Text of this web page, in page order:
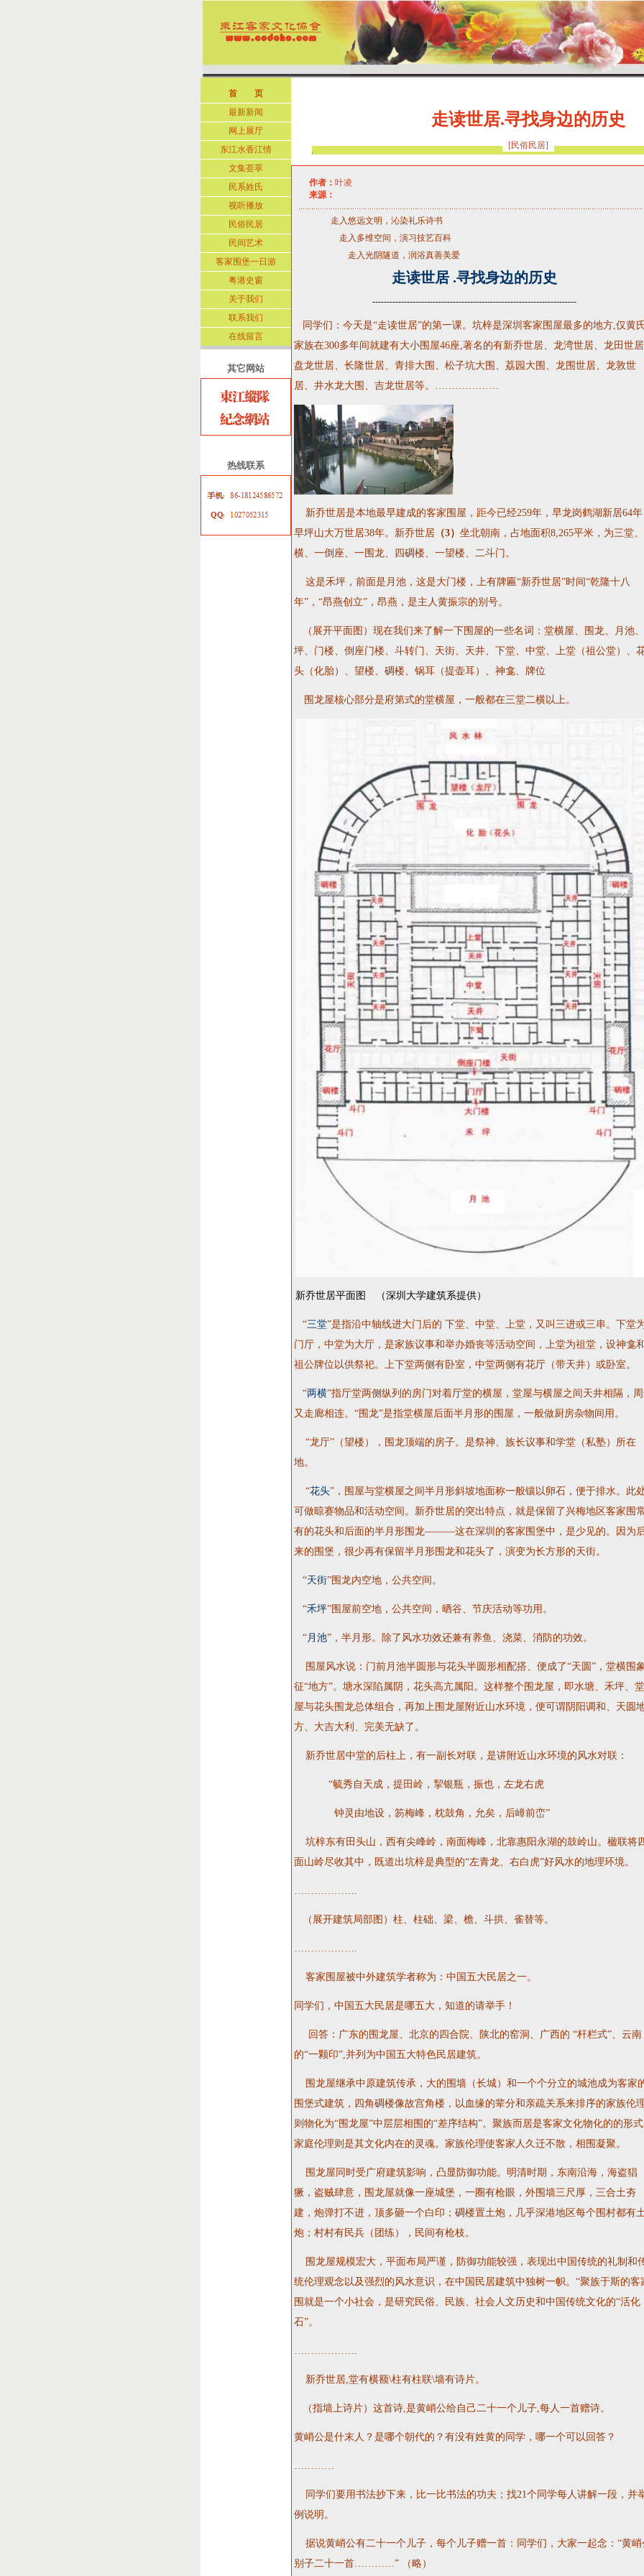
首 页
最新新闻
网上展厅
东江水香江情
文集荟萃
民系姓氏
视听播放
民俗民居
民间艺术
客家围堡一日游
粤港史窗
关于我们
联系我们
在线留言
其它网站
热线联系
走读世居.寻找身边的历史
[民俗民居]
作者： 叶凌
来源：
走入悠远文明，沁染礼乐诗书
走入多维空间，演习技艺百科
走入光阴隧道，润浴真善美爱
走读世居 .寻找身边的历史
-----------------------------------------------------------------------
同学们： 今天是“走读世居”的第一课。坑梓是深圳客家围屋最多的地方,仅黄
家族在300多年间就建有大小围屋46座,著名的有新乔世居、龙湾世居、龙田世
盘龙世居、长隆世居、青排大围、松子坑大围、荔园大围、龙围世居、龙敦世
居、井水龙大围、吉龙世居等。……………….
新乔世居是本地最早建成的客家围屋，距今已经259年，早龙岗鹤湖新居64年
早坪山大万世居38年。新乔世居（3） 坐北朝南，占地面积8,265平米，为三堂
横、一倒座、一围龙、四碉楼、一望楼、二斗门。
这是禾坪，前面是月池，这是大门楼，上有牌匾“新乔世居”时间“乾隆十八
年”，“昂燕创立”，昂燕，是主人黄振宗的别号。
（展开平面图）现在我们来了解一下围屋的一些名词：堂横屋、围龙、月池
坪、门楼、倒座门楼、斗转门、天街、天井、下堂、中堂、上堂（祖公堂）、
头（化胎）、望楼、碉楼、锅耳（提壶耳）、神龛、牌位
围龙屋核心部分是府第式的堂横屋，一般都在三堂二横以上。
新乔世居平面图 （深圳大学建筑系提供）
“三堂”是指沿中轴线进大门后的 下堂、中堂、上堂，又叫三进或三串。下堂
门厅，中堂为大厅，是家族议事和举办婚丧等活动空间，上堂为祖堂，设神龛
祖公牌位以供祭祀。上下堂两侧有卧室，中堂两侧有花厅（带天井）或卧室。
“两横”指厅堂两侧纵列的房门对着厅堂的横屋，堂屋与横屋之间天井相隔，
又走廊相连。“围龙”是指堂横屋后面半月形的围屋，一般做厨房杂物间用。
“龙厅”（望楼），围龙顶端的房子。是祭神、族长议事和学堂（私塾）所在
地。
“花头”，围屋与堂横屋之间半月形斜坡地面称一般镶以卵石，便于排水。此
可做晾赛物品和活动空间。新乔世居的突出特点，就是保留了兴梅地区客家围
有的花头和后面的半月形围龙———这在深圳的客家围堡中，是少见的。因为
来的围堡，很少再有保留半月形围龙和花头了，演变为长方形的天街。
“天街”围龙内空地，公共空间。
“禾坪”围屋前空地，公共空间，晒谷、节庆活动等功用。
“月池”，半月形。除了风水功效还兼有养鱼、浇菜、消防的功效。
围屋风水说：门前月池半圆形与花头半圆形相配搭、便成了“天圆”，堂横围
征“地方”。塘水深陷属阴，花头高亢属阳。这样整个围龙屋，即水塘、禾坪、
屋与花头围龙总体组合，再加上围龙屋附近山水环境，便可谓阴阳调和、天圆
方、大吉大利、完美无缺了。
新乔世居中堂的后柱上，有一副长对联，是讲附近山水环境的风水对联：
“毓秀自天成，提田岭，挈银瓶，振也，左龙右虎
钟灵由地设，笏梅峰，枕鼓角，允矣，后嶂前峦”
坑梓东有田头山，西有尖峰岭，南面梅峰，北靠惠阳永湖的鼓岭山。楹联将
面山岭尽收其中，既道出坑梓是典型的“左青龙、右白虎”好风水的地理环境。
……………….
（展开建筑局部图）柱、柱础、梁、檐、斗拱、雀替等。
……………….
客家围屋被中外建筑学者称为：中国五大民居之一。
同学们，中国五大民居是哪五大，知道的请举手！
回答：广东的围龙屋、北京的四合院、陕北的窑洞、广西的 “杆栏式”、云南
的“一颗印”,并列为中国五大特色民居建筑。
围龙屋继承中原建筑传承，大的围墙（长城）和一个个分立的城池成为客家
围堡式建筑，四角碉楼像故宫角楼，以血缘的辈分和亲疏关系来排序的家族伦
则物化为“围龙屋”中层层相围的“差序结构”。聚族而居是客家文化物化的的形
家庭伦理则是其文化内在的灵魂。家族伦理使客家人久迁不散，相围凝聚。
围龙屋同时受广府建筑影响，凸显防御功能。明清时期，东南沿海，海盗猖
獗，盗贼肆意，围龙屋就像一座城堡，一圈有枪眼，外围墙三尺厚，三合土夯
建，炮弹打不进，顶多砸一个白印；碉楼置土炮，几乎深港地区每个围村都有
炮；村村有民兵（团练），民间有枪枝。
围龙屋规模宏大，平面布局严谨，防御功能较强，表现出中国传统的礼制和
统伦理观念以及强烈的风水意识，在中国民居建筑中独树一帜。“聚族于斯的客
围就是一个小社会，是研究民俗、民族、社会人文历史和中国传统文化的“活化
石”。
……………….
新乔世居,堂有横额\柱有柱联\墙有诗片。
（指墙上诗片）这首诗,是黄峭公给自己二十一个儿子,每人一首赠诗。
黄峭公是什末人？是哪个朝代的？有没有姓黄的同学，哪一个可以回答？
…………
同学们要用书法抄下来，比一比书法的功夫；找21个同学每人讲解一段，并
例说明。
据说黄峭公有二十一个儿子，每个儿子赠一首：同学们，大家一起念：“黄峭
别子二十一首…………” （略）